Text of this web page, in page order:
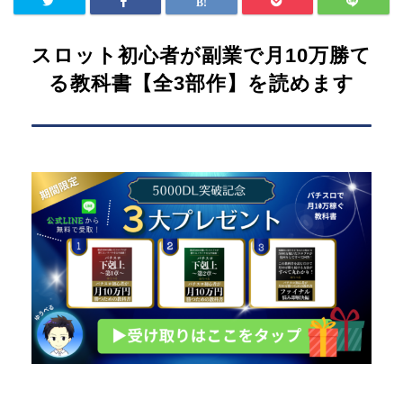
スロット初心者が副業で月10万勝て
る教科書【全3部作】を読めます